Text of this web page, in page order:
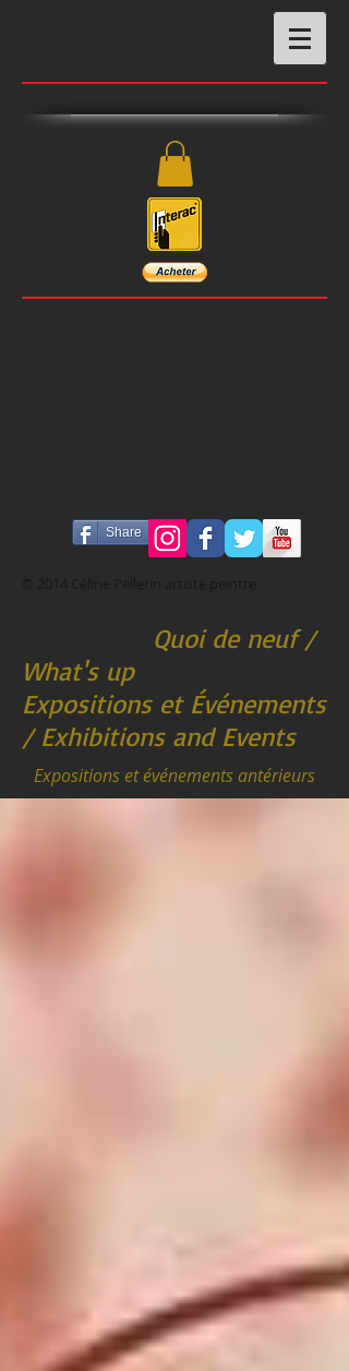
Share
Quoi de neuf /
What's up
Expositions et Événements
/ Exhibitions and Events
Expositions et événements antérieurs